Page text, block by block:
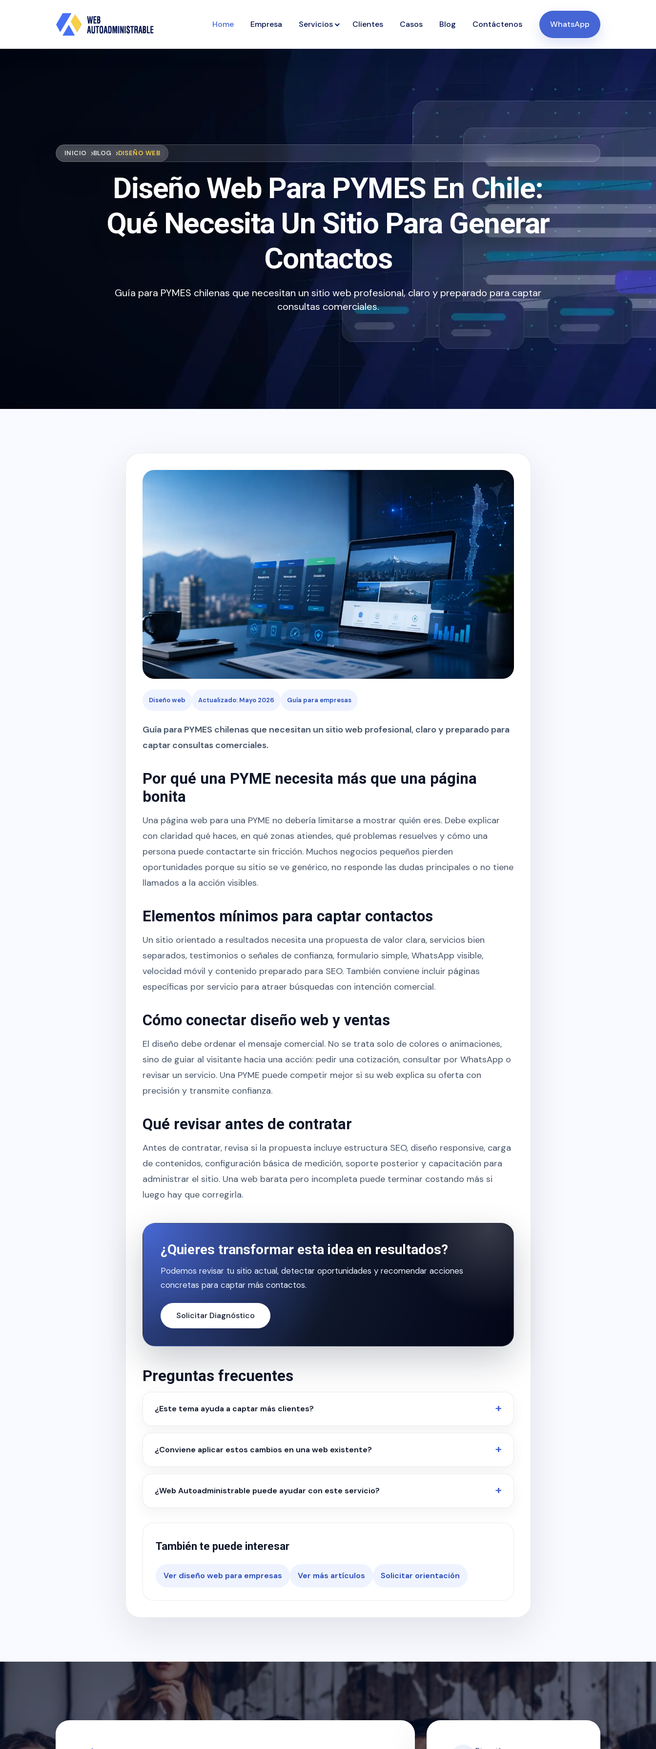
Home Empresa Servicios Clientes Casos Blog Contáctenos WhatsApp
INICIO BLOG DISEÑO WEB
Diseño Web Para PYMES En Chile:
Qué Necesita Un Sitio Para Generar
Contactos
Guía para PYMES chilenas que necesitan un sitio web profesional, claro y preparado para captar
consultas comerciales.
Diseño web Actualizado: Mayo 2026 Guía para empresas
Guía para PYMES chilenas que necesitan un sitio web profesional, claro y preparado para
captar consultas comerciales.
Por qué una PYME necesita más que una página
bonita
Una página web para una PYME no debería limitarse a mostrar quién eres. Debe explicar
con claridad qué haces, en qué zonas atiendes, qué problemas resuelves y cómo una
persona puede contactarte sin fricción. Muchos negocios pequeños pierden
oportunidades porque su sitio se ve genérico, no responde las dudas principales o no tiene
llamados a la acción visibles.
Elementos mínimos para captar contactos
Un sitio orientado a resultados necesita una propuesta de valor clara, servicios bien
separados, testimonios o señales de confianza, formulario simple, WhatsApp visible,
velocidad móvil y contenido preparado para SEO. También conviene incluir páginas
específicas por servicio para atraer búsquedas con intención comercial.
Cómo conectar diseño web y ventas
El diseño debe ordenar el mensaje comercial. No se trata solo de colores o animaciones,
sino de guiar al visitante hacia una acción: pedir una cotización, consultar por WhatsApp o
revisar un servicio. Una PYME puede competir mejor si su web explica su oferta con
precisión y transmite confianza.
Qué revisar antes de contratar
Antes de contratar, revisa si la propuesta incluye estructura SEO, diseño responsive, carga
de contenidos, configuración básica de medición, soporte posterior y capacitación para
administrar el sitio. Una web barata pero incompleta puede terminar costando más si
luego hay que corregirla.
¿Quieres transformar esta idea en resultados?
Podemos revisar tu sitio actual, detectar oportunidades y recomendar acciones
concretas para captar más contactos.
Solicitar Diagnóstico
Preguntas frecuentes
¿Este tema ayuda a captar más clientes?
¿Conviene aplicar estos cambios en una web existente?
¿Web Autoadministrable puede ayudar con este servicio?
También te puede interesar
Ver diseño web para empresas Ver más artículos Solicitar orientación